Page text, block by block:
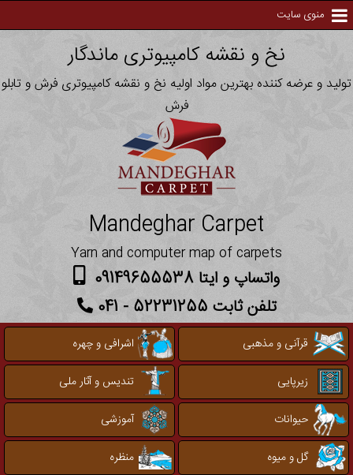
منوی سایت
نخ و نقشه کامپیوتری ماندگار
تولید و عرضه کننده بهترین مواد اولیه نخ و نقشه کامپیوتری فرش و تابلو
فرش
Mandeghar Carpet
Yarn and computer map of carpets
واتساپ و ایتا 09149655538
تلفن ثابت 52231255 - 041
قرآنی و مذهبی
اشرافی و چهره
زیرپایی
تندیس و آثار ملی
حیوانات
آموزشی
گل و میوه
منظره